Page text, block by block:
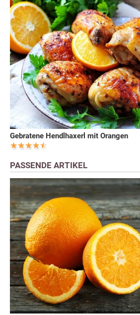
Gebratene Hendlhaxerl mit Orangen
PASSENDE ARTIKEL